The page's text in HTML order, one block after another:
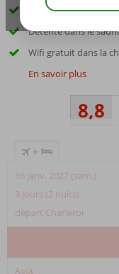
Réservoir d'eau
Détente dans le
Wifi gratuit dans la
En savoir plus
8,8
+
16 janv. 2027 (sam.)
3 jours (2 nuits)
départ Charleroi
Août